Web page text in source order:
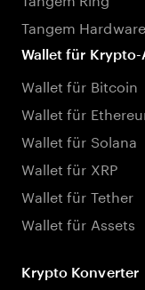
Tangem
Wallet für Krypto-
Wallet für Bitcoin
Wallet für
Wallet für Solana
Wallet für XRP
Wallet für Tether
Wallet für Assets
Krypto Konverter